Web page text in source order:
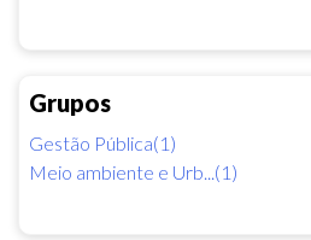
Grupos
Gestão Pública(1)
Meio ambiente e Urb...(1)